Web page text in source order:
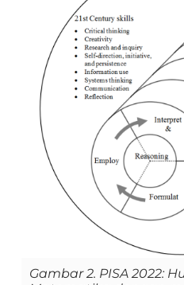
Gambar 2. PISA 2022: